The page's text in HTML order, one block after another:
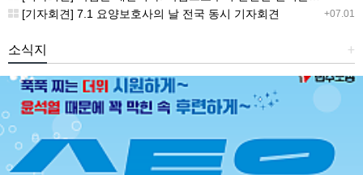
+07.01
[기자회견] 7.1 요양보호사의 날 전국 동시 기자회견
+
소식지